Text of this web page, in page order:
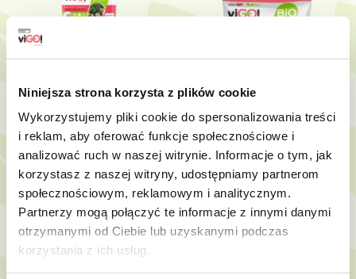
Niniejsza strona korzysta z plików cookie
Wykorzystujemy pliki cookie do spersonalizowania treści
i reklam, aby oferować funkcje społecznościowe i
analizować ruch w naszej witrynie. Informacje o tym, jak
korzystasz z naszej witryny, udostępniamy partnerom
społecznościowym, reklamowym i analitycznym.
Partnerzy mogą połączyć te informacje z innymi danymi
otrzymanymi od Ciebie lub uzyskanymi podczas
korzystania z ich usług.
7313220
viGO! Био правоъгълни тави за хартия
13х20см кафяви 20 бр
6,99 zł
7316006
viGO! Био кръгли чинии от захарна
тръстика ⌀18 см, 6 бр
6,99 zł brutto